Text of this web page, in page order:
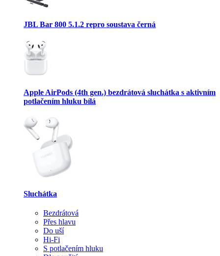
JBL Bar 800 5.1.2 repro soustava černá
Apple AirPods (4th gen.) bezdrátová sluchátka s aktivním
potlačením hluku bílá
Sluchátka
Bezdrátová
Přes hlavu
Do uší
Hi-Fi
S potlačením hluku